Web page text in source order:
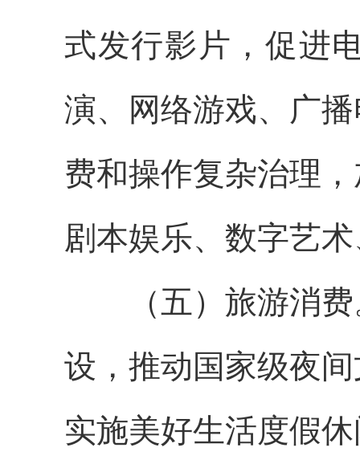
式发行影片，促进
演、网络游戏、广
费和操作复杂治理
剧本娱乐、数字艺
（五）旅游消费
设，推动国家级夜
实施美好生活度假